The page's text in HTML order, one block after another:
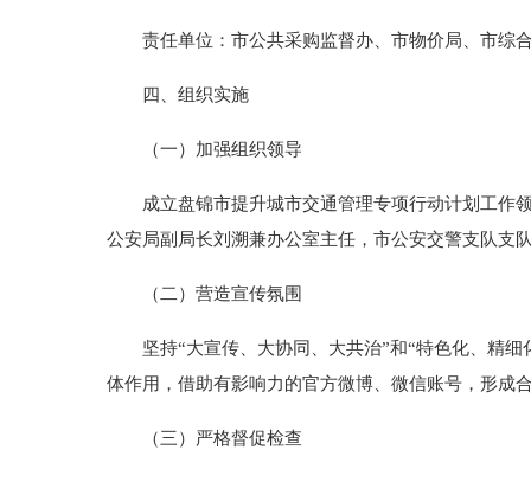
责任单位：市公共采购监督办、市物价局、市综
四、组织实施
（一）加强组织领导
成立盘锦市提升城市交通管理专项行动计划工作领
公安局副局长刘溯兼办公室主任，市公安交警支队支
（二）营造宣传氛围
坚持“大宣传、大协同、大共治”和“特色化、精细
体作用，借助有影响力的官方微博、微信账号，形成
（三）严格督促检查